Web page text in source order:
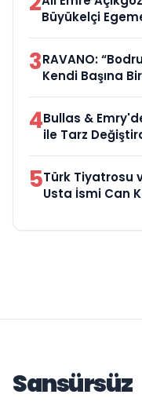
Büyükelçi
3RAVANO:
Kendi Başına
4Bullas &
ile Tarz
5Türk Tiyatrosu
Usta İsmi Can
Sansürsüz